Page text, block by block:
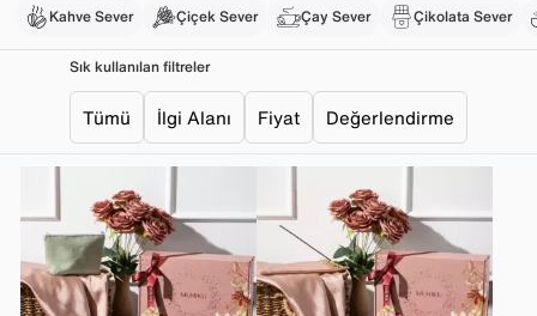
Kahve Sever Çiçek Sever Çay Sever Çikolata Sever
Sık kullanılan filtreler
Tümü İlgi Alanı Fiyat Değerlendirme